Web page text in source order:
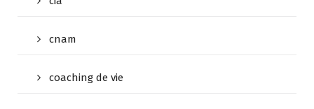
cnam
coaching de vie